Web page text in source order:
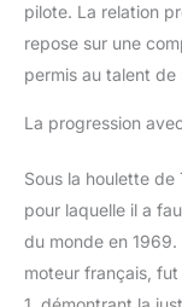
pilote. La relation
repose sur une
permis au talent de
La progression
Sous la houlette de
pour laquelle il a
du monde en
moteur français, fut